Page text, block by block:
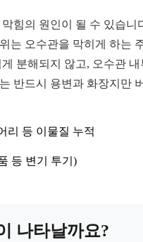
힘의 원인이 될 수 있습니
는 오수관을 막히게 하는
분해되지 않고, 오수관 내
반드시 용변과 화장지만
리 등 이물질 누적
등 변기 투기)
나타날까요?